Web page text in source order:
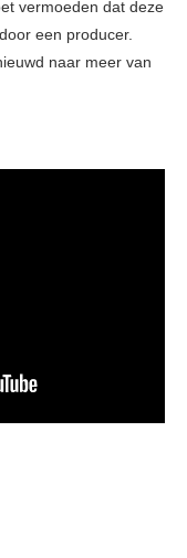
vermoeden dat deze
een producer.
naar meer van